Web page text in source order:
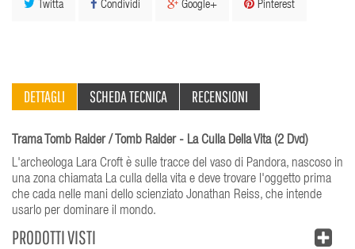
Twitta Condividi Google+ Pinterest
DETTAGLI SCHEDA TECNICA RECENSIONI
Trama Tomb Raider / Tomb Raider - La Culla Della Vita (2 Dvd)
L'archeologa Lara Croft è sulle tracce del vaso di Pandora, nascoso in
una zona chiamata La culla della vita e deve trovare l'oggetto prima
che cada nelle mani dello scienziato Jonathan Reiss, che intende
usarlo per dominare il mondo.
PRODOTTI VISTI